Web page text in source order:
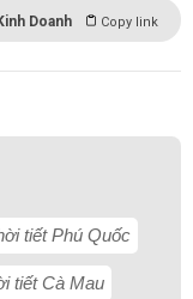
Doanh Copy link
tiết Phú Quốc
tiết Cà Mau